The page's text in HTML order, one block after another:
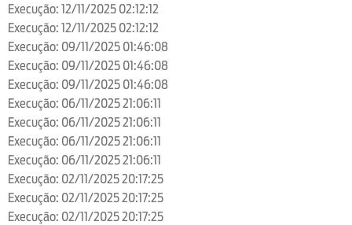
Execução: 12/11/2025 02:12:12
Execução: 12/11/2025 02:12:12
Execução: 09/11/2025 01:46:08
Execução: 09/11/2025 01:46:08
Execução: 09/11/2025 01:46:08
Execução: 06/11/2025 21:06:11
Execução: 06/11/2025 21:06:11
Execução: 06/11/2025 21:06:11
Execução: 06/11/2025 21:06:11
Execução: 02/11/2025 20:17:25
Execução: 02/11/2025 20:17:25
Execução: 02/11/2025 20:17:25